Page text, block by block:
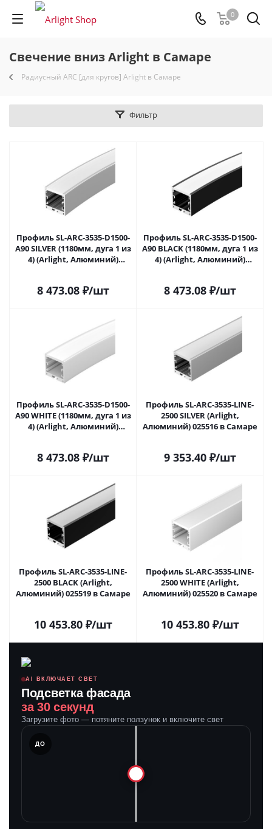
0
Свечение вниз Arlight в Самаре
Радиусный ARC [для кругов] Arlight в Самаре
Фильтр
Профиль SL-ARC-3535-D1500-
A90 SILVER (1180мм, дуга 1 из
4) (Arlight, Алюминий)
8 473.08₽/шт
Профиль SL-ARC-3535-D1500-
A90 BLACK (1180мм, дуга 1 из
4) (Arlight, Алюминий)
8 473.08₽/шт
Профиль SL-ARC-3535-D1500-
A90 WHITE (1180мм, дуга 1 из
4) (Arlight, Алюминий)
8 473.08₽/шт
Профиль SL-ARC-3535-LINE-
2500 SILVER (Arlight,
Алюминий) 025516 в Самаре
9 353.40₽/шт
Профиль SL-ARC-3535-LINE-
2500 BLACK (Arlight,
Алюминий) 025519 в Самаре
10 453.80₽/шт
Профиль SL-ARC-3535-LINE-
2500 WHITE (Arlight,
Алюминий) 025520 в Самаре
10 453.80₽/шт
AI ВКЛЮЧАЕТ СВЕТ
Подсветка фасада
за 30 секунд
Загрузите фото — потяните ползунок и включите свет
ДО